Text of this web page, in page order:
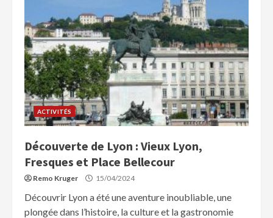
ACTIVITÉS
Découverte de Lyon : Vieux Lyon,
Fresques et Place Bellecour
Remo Kruger 15/04/2024
Découvrir Lyon a été une aventure inoubliable, une
plongée dans l’histoire, la culture et la gastronomie